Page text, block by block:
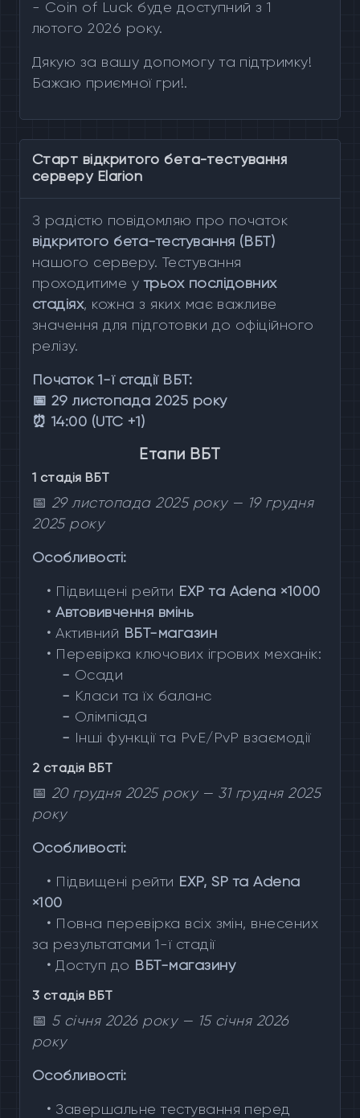
- Coin of Luck буде доступний з 1
лютого 2026 року.
Дякую за вашу допомогу та підтримку!
Бажаю приємної гри!.
Старт відкритого бета-тестування
серверу Elarion
З радістю повідомляю про початок
відкритого бета-тестування (ВБТ)
нашого серверу. Тестування
проходитиме утрьох послідовних
стадіях, кожна з яких має важливе
значення для підготовки до офіційного
релізу.
Початок 1-ї стадії ВБТ:
📅 29 листопада 2025 року
⏰ 14:00 (UTC +1)
Етапи ВБТ
1 стадія ВБТ
📅 29 листопада 2025 року — 19 грудня
2025 року
Особливості:
• Підвищені рейти EXP та Adena ×1000
• Автовивчення вмінь
• Активний ВБТ-магазин
• Перевірка ключових ігрових механік:
- Осади
- Класи та їх баланс
- Олімпіада
- Інші функції та PvE/PvP взаємодії
2 стадія ВБТ
📅 20 грудня 2025 року — 31 грудня 2025
року
Особливості:
• Підвищені рейти EXP, SP та Adena
×100
• Повна перевірка всіх змін, внесених
за результатами 1-ї стадії
• Доступ до ВБТ-магазину
3 стадія ВБТ
📅 5 січня 2026 року — 15 січня 2026
року
Особливості:
• Завершальне тестування перед